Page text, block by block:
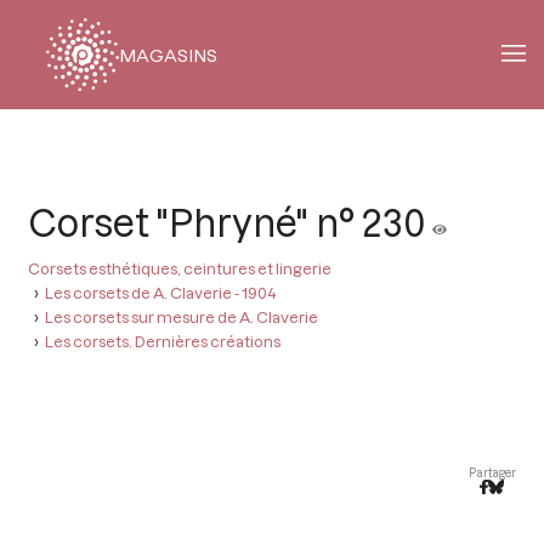
MAGASINS
Corset "Phryné" n° 230
Corsets esthétiques, ceintures et lingerie
Les corsets de A. Claverie - 1904
Les corsets sur mesure de A. Claverie
Les corsets. Dernières créations
Partager